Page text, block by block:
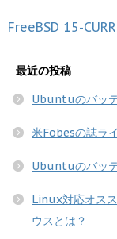
FreeBSD 15-
最近の投稿
Ubuntuのバッ
米Fobesの誌ラ
Ubuntuのバッ
Linux対応オス
ウスとは？